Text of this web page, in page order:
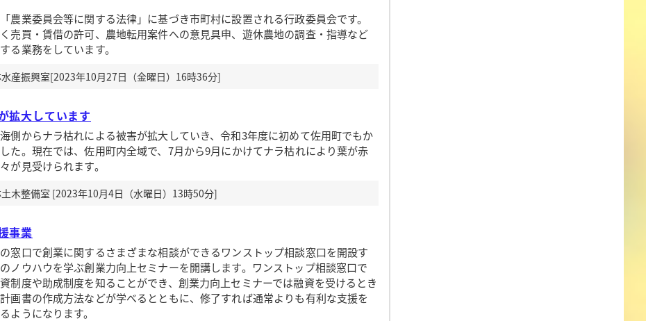
農業委員会等に関する法律」に基づき市町村に設置される行政委員会です。
く売買・賃借の許可、農地転用案件への意見具申、遊休農地の調査・指導など
る業務をしています。
産振興室[2023年10月27日（金曜日）16時36分]
拡大しています
側からナラ枯れによる被害が拡大していき、令和3年度に初めて佐用町でもか
た。現在では、佐用町内全域で、7月から9月にかけてナラ枯れにより葉が赤
が見受けられます。
木整備室 [2023年10月4日（水曜日）13時50分]
事業
窓口で創業に関するさまざまな相談ができるワンストップ相談窓口を開設す
ノウハウを学ぶ創業力向上セミナーを開講します。ワンストップ相談窓口で
制度や助成制度を知ることができ、創業力向上セミナーでは融資を受けるとき
画書の作成方法などが学べるとともに、修了すれば通常よりも有利な支援を
ようになります。